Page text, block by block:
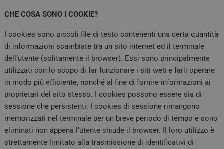
CHE COSA SONO I COOKIE?
I cookies sono piccoli file di testo contenenti una certa quantità
di informazioni scambiate tra un sito internet ed il terminale
dell’utente (solitamente il browser). Essi sono principalmente
utilizzati con lo scopo di far funzionare i siti web e farli operare
in modo più efficiente, nonché al fine di fornire informazioni ai
proprietari del sito stesso. I cookies possono essere sia di
sessione che persistenti. I cookies di sessione rimangono
memorizzati nel terminale per un breve periodo di tempo e sono
eliminati non appena l’utente chiude il browser. Il loro utilizzo è
strettamente limitato alla trasmissione di identificativi di